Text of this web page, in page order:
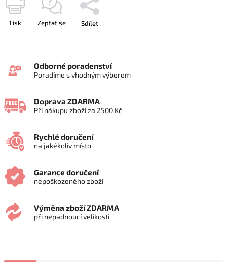
Tisk Zeptat se Sdílet
Odborné poradenství
Poradíme s vhodným výberem
Doprava ZDARMA
Při nákupu zboží za 2500 Kč
Rychlé doručení
na jakékoliv místo
Garance doručení
nepoškozeného zboží
Výměna zboží ZDARMA
při nepadnoucí velikosti